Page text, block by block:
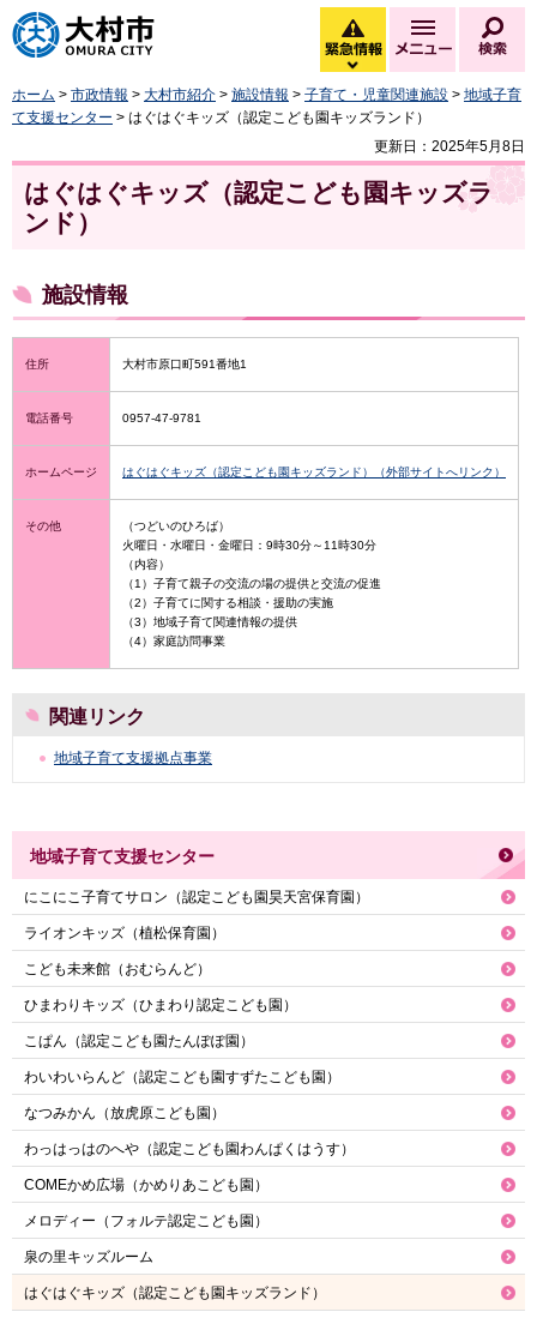
大村市
緊急情報
緊急情報を開く
メニュー
ホーム > 市政情報 > 大村市紹介 > 施設情報 > 子育て・児童関連施設 > 地域子育
て支援センター > はぐはぐキッズ（認定こども園キッズランド）
更新日：2025年5月8日
はぐはぐキッズ（認定こども園キッズラ
ンド）
施設情報
住所 大村市原口町591番地1
電話番号 0957-47-9781
ホームページ はぐはぐキッズ（認定こども園キッズランド）（外部サイトへリンク）
その他
（つどいのひろば）
火曜日・水曜日・金曜日：9時30分～11時30分
（内容）
（1）子育て親子の交流の場の提供と交流の促進
（2）子育てに関する相談・援助の実施
（3）地域子育て関連情報の提供
（4）家庭訪問事業
関連リンク
地域子育て支援拠点事業
地域子育て支援センター
にこにこ子育てサロン（認定こども園昊天宮保育園）
ライオンキッズ（植松保育園）
こども未来館（おむらんど）
ひまわりキッズ（ひまわり認定こども園）
こぱん（認定こども園たんぽぽ園）
わいわいらんど（認定こども園すずたこども園）
なつみかん（放虎原こども園）
わっはっはのへや（認定こども園わんぱくはうす）
COMEかめ広場（かめりあこども園）
メロディー（フォルテ認定こども園）
泉の里キッズルーム
はぐはぐキッズ（認定こども園キッズランド）